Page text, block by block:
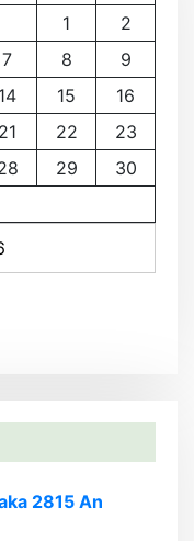
1
2
7 8
9
14 15
16
21 22
23
29
30
2815 An